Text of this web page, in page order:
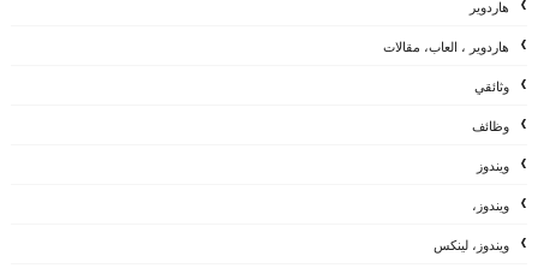
هاردوير
هاردوير ، العاب، مقالات
وثائقي
وظائف
ويندوز
ويندوز،
ويندوز، لينكس